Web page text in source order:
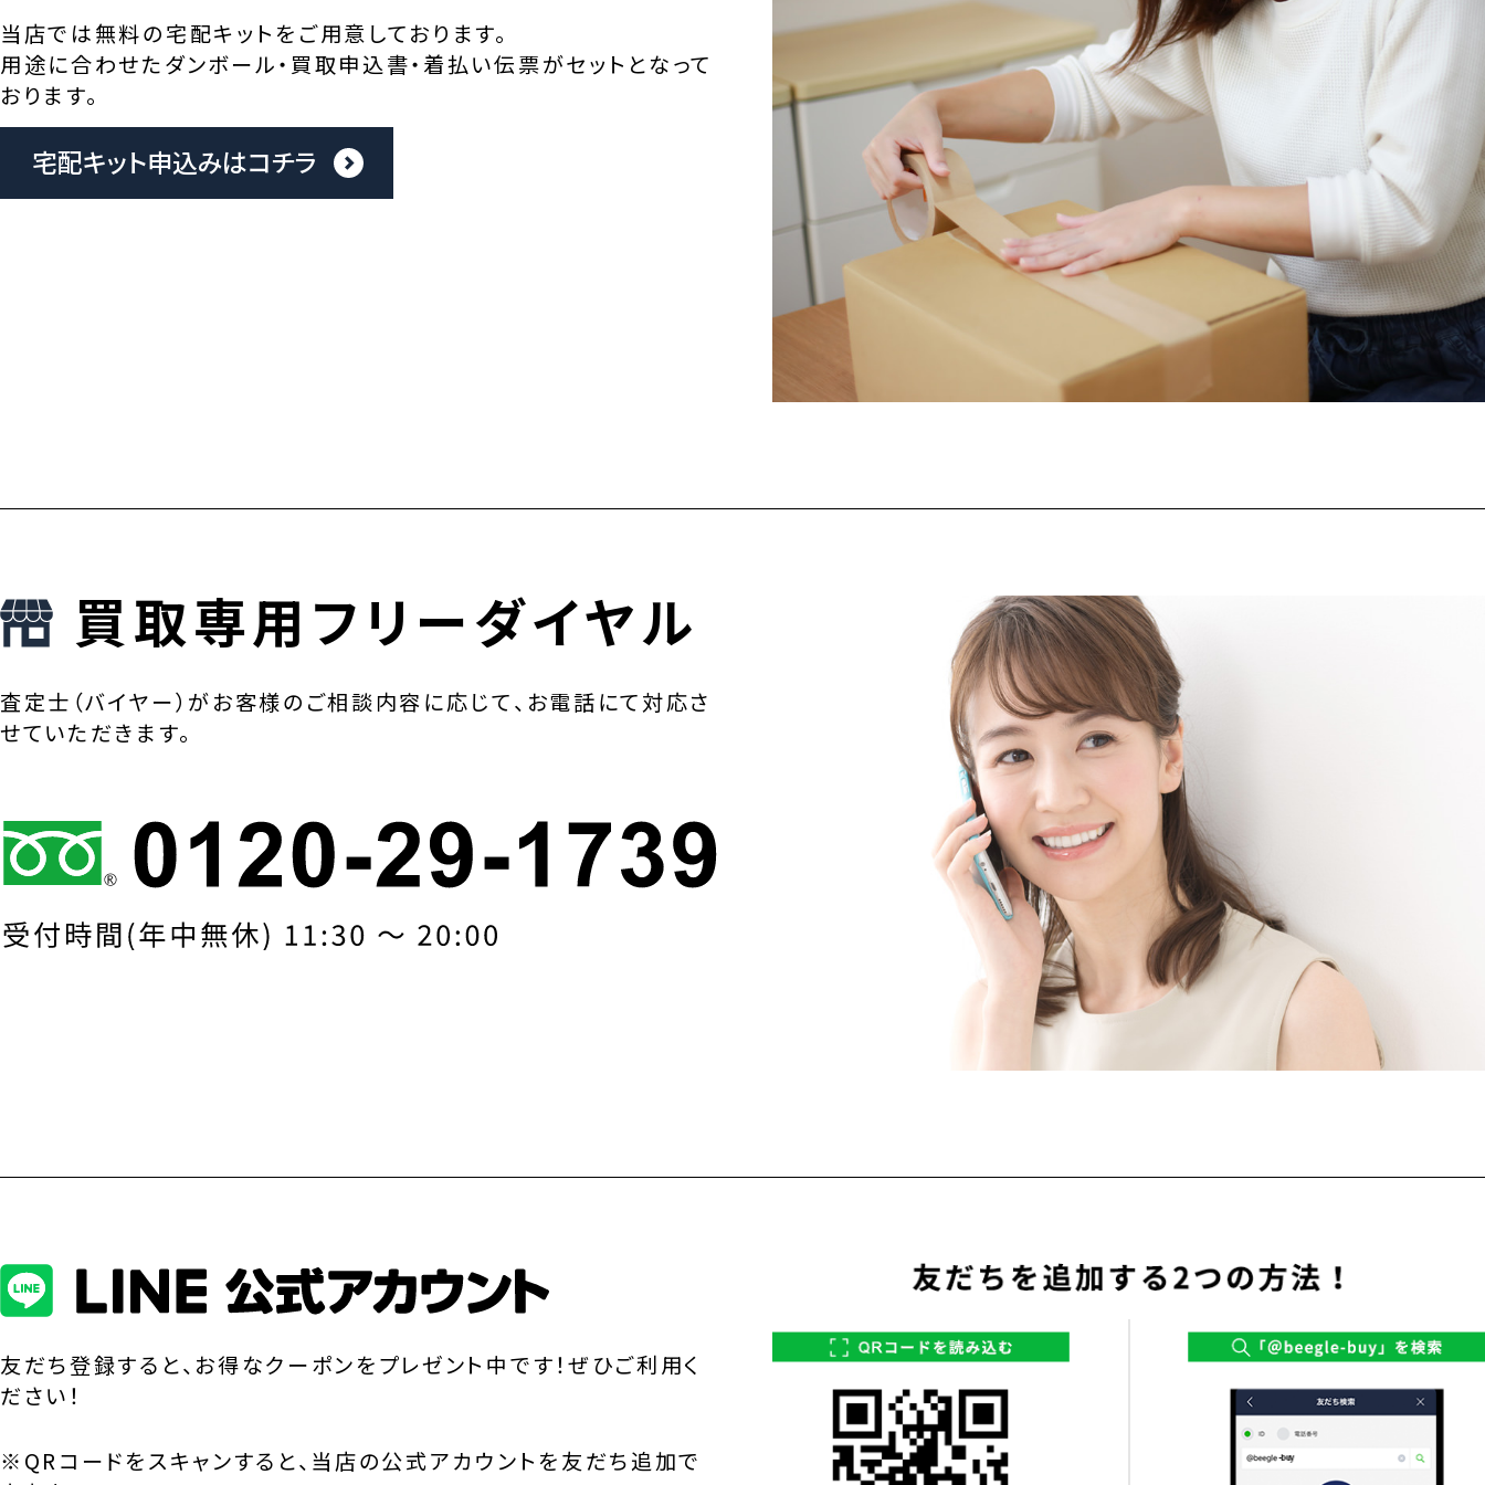
当店では無料の宅配キットをご用意しております。
用途に合わせたダンボール・買取申込書・着払い伝票がセットとなって
おります。
宅配キット申込みはコチラ
買取専用フリーダイヤル
査定士（バイヤー）がお客様のご相談内容に応じて、お電話にて対応さ
せていただきます。
友だち登録すると、お得なクーポンをプレゼント中です！ぜひご利用く
ださい！
※QRコードをスキャンすると、当店の公式アカウントを友だち追加で